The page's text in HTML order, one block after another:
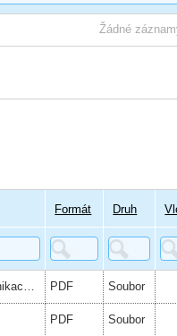
Žádné
Formát Druh
Specifika a zásady komunikace s osobami se sluchovým postižením PDF Soubor
PDF Soubor